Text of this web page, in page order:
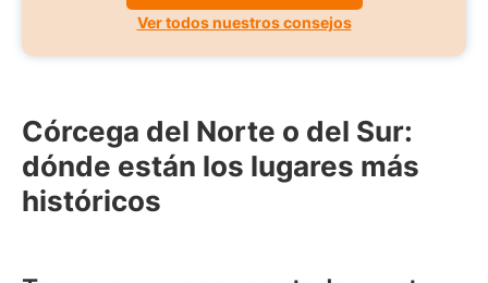
Ver todos nuestros consejos
Córcega del Norte o del Sur:
dónde están los lugares más
históricos